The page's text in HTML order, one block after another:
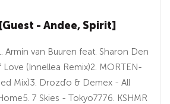
- Andee, Spirit]
Armin van Buuren feat. Sharon Den
(Innellea Remix)2. MORTEN-
Mix)3. Drozďo & Demex - All
7 Skies - Tokyo7776. KSHMR